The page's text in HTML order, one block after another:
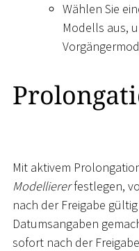
Wählen Sie
Modells aus,
Mit aktivem
Modelliererfestlegen,
nach der Freigabe
Datumsangaben
sofort nach der